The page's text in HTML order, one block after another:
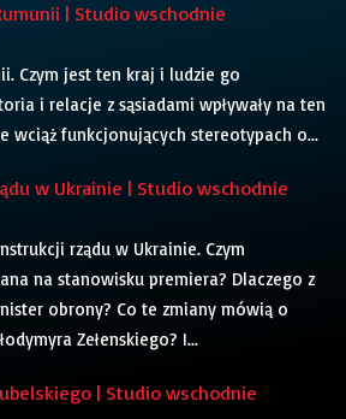
| Studio wschodnie
Czym jest ten kraj i ludzie go
i relacje z sąsiadami wpływały na ten
wciąż funkcjonujących stereotypach o...
w Ukrainie | Studio wschodnie
rządu w Ukrainie. Czym
na stanowisku premiera? Dlaczego z
obrony? Co te zmiany mówią o
Zełenskiego? I...
| Studio wschodnie